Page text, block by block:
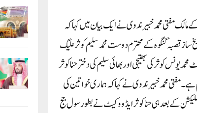
مفتی محمد خبیر ندوی نے ایک بیان میں کہا کہ
قصبہ گنگوہ کے محترم دوست محمد سلیم کوثر علیگ
کوثر کی بھتیجی اور بھائی سلیم کی دخترحنا کوثر
محمد خبیر ندوی نے کہا کہ ہماری خواتین کی
کے بعد ہی حنا کوثر ایڈووکیٹ نے بطور سول جج